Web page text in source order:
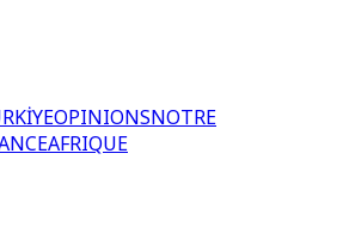
OPINIONSNOTRE
AFRIQUE